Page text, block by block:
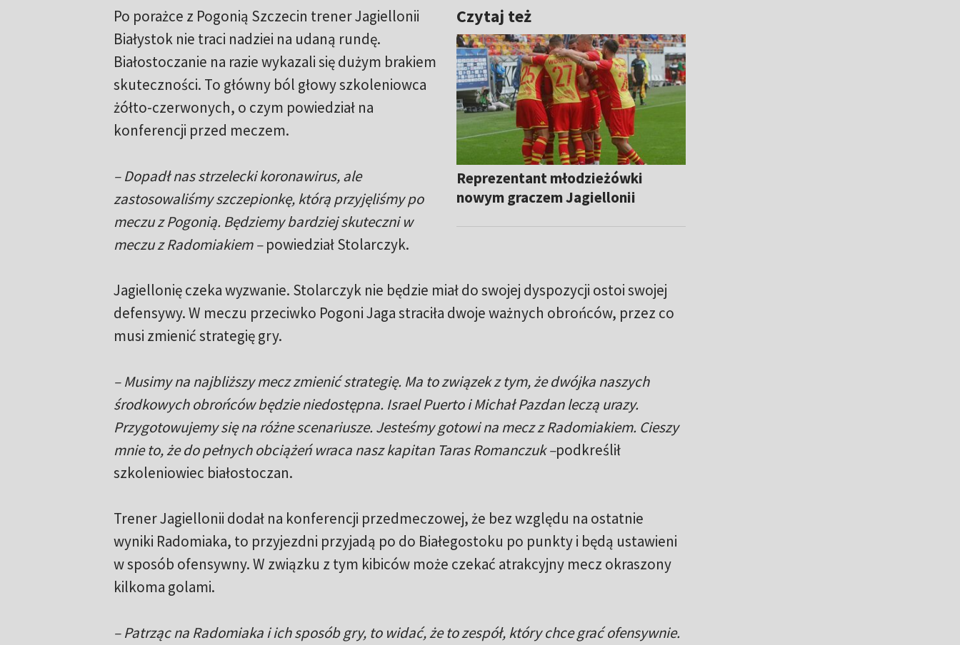
Czytaj też
Reprezentant młodzieżówki
nowym graczem Jagiellonii
Po porażce z Pogonią Szczecin trener Jagiellonii
Białystok nie traci nadziei na udaną rundę.
Białostoczanie na razie wykazali się dużym brakiem
skuteczności. To główny ból głowy szkoleniowca
żółto-czerwonych, o czym powiedział na
konferencji przed meczem.
– Dopadł nas strzelecki koronawirus, ale
zastosowaliśmy szczepionkę, którą przyjęliśmy po
meczu z Pogonią. Będziemy bardziej skuteczni w
meczu z Radomiakiem –powiedział Stolarczyk.
Jagiellonię czeka wyzwanie. Stolarczyk nie będzie miał do swojej dyspozycji ostoi swojej
defensywy. W meczu przeciwko Pogoni Jaga straciła dwoje ważnych obrońców, przez co
musi zmienić strategię gry.
– Musimy na najbliższy mecz zmienić strategię. Ma to związek z tym, że dwójka naszych
środkowych obrońców będzie niedostępna. Israel Puerto i Michał Pazdan leczą urazy.
Przygotowujemy się na różne scenariusze. Jesteśmy gotowi na mecz z Radomiakiem. Cieszy
mnie to, że do pełnych obciążeń wraca nasz kapitan Taras Romanczuk –podkreślił
szkoleniowiec białostoczan.
Trener Jagiellonii dodał na konferencji przedmeczowej, że bez względu na ostatnie
wyniki Radomiaka, to przyjezdni przyjadą po do Białegostoku po punkty i będą ustawieni
w sposób ofensywny. W związku z tym kibiców może czekać atrakcyjny mecz okraszony
kilkoma golami.
– Patrząc na Radomiaka i ich sposób gry, to widać, że to zespół, który chce grać ofensywnie.